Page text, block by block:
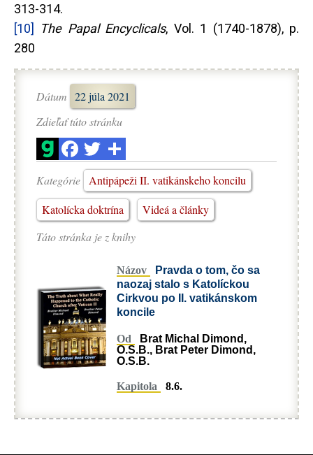
313-314.
[10]
The Papal Encyclicals, Vol. 1 (1740-1878), p.
280
Dátum 22 júla 2021
Zdieľať túto stránku
Kategórie
Antipápeži II. vatikánskeho koncilu
Katolícka doktrína
Videá a články
Táto stránka je z knihy
Názov
Pravda o tom, čo sa
naozaj stalo s Katolíckou
Cirkvou po II. vatikánskom
koncile
Od
Brat Michal Dimond,
O.S.B., Brat Peter Dimond,
O.S.B.
Kapitola 8.6.